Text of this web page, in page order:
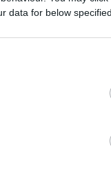
data for belowτους στο
σχέσης και
ανά εβδομάδα,
ωράριο κλπ.)
σχέσης και
θα γίνει στο